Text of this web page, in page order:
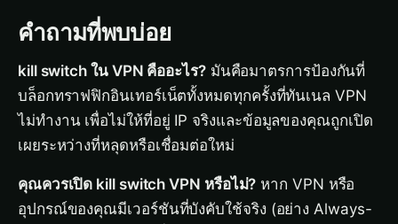
คำถามที่พบบ่อย
kill switch ใน VPN คืออะไร?มันคือมาตรการป้องกันที่
บล็อกทราฟฟิกอินเทอร์เน็ตทั้งหมดทุกครั้งที่ทันเนล VPN
ไม่ทำงาน เพื่อไม่ให้ที่อยู่ IP จริงและข้อมูลของคุณถูกเปิด
เผยระหว่างที่หลุดหรือเชื่อมต่อใหม่
คุณควรเปิด kill switch VPN หรือไม่? หาก VPN หรือ
อุปกรณ์ของคุณมีเวอร์ชันที่บังคับใช้จริง (อย่าง Always-